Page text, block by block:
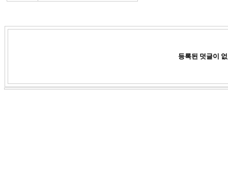
등록된 덧글이